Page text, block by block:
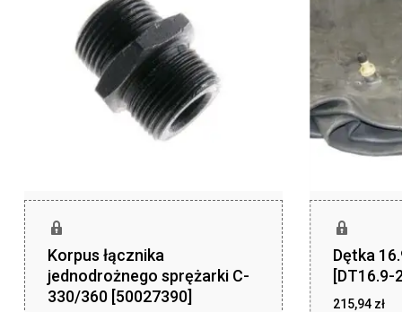
Korpus łącznika
jednodrożnego sprężarki C-
330/360 [50027390]
Dętka
[DT16.9-
215,94 zł